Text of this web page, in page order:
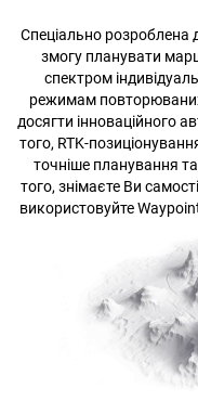
Спеціально розроблена
змогу планувати
спектром
режимам
досягти інноваційного
того, RTK-
точніше планування
того, знімаєте Ви
використовуйте